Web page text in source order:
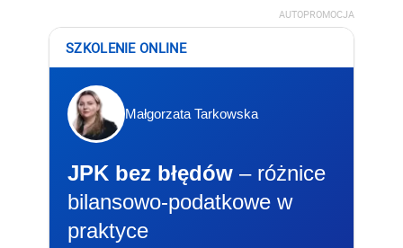
AUTOPROMOCJA
SZKOLENIE ONLINE
Małgorzata Tarkowska
JPK bez błędów – różnice
bilansowo-podatkowe w
praktyce